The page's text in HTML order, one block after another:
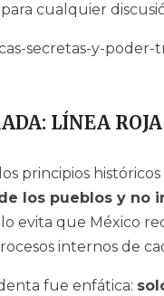
cualquier
secretas-y-
LÍNEA
principios
los pueblos y no
evita que México
internos de
fue enfática: